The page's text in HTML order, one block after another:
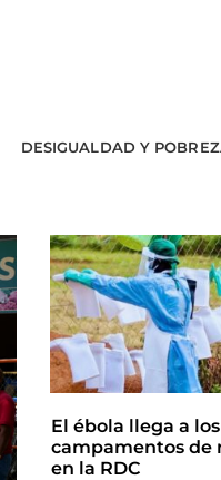
DESIGUALDAD Y
El ébola llega a los
campamentos de
en la RDC